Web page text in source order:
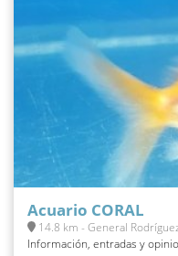
Acuario CORAL
14.8 km - General
Información, entradas y